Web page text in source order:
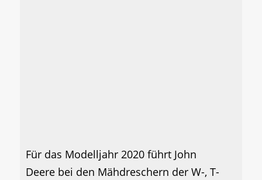
Für das Modelljahr 2020 führt John
Deere bei den Mähdreschern der W-, T-